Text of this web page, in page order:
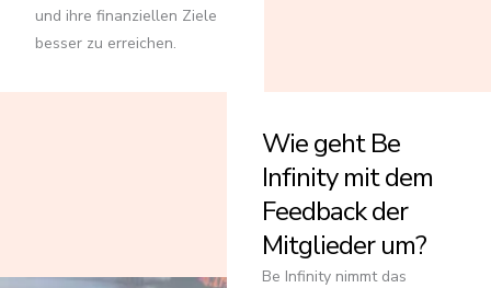
und ihre finanziellen Ziele
besser zu erreichen.
Wie geht Be
Infinity mit dem
Feedback der
Mitglieder um?
Be Infinity nimmt das